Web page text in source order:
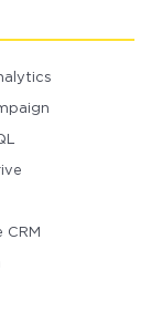
CRM